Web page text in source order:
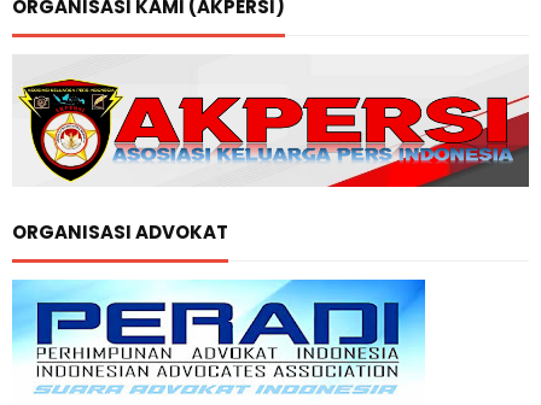
ORGANISASI KAMI (AKPERSI)
ORGANISASI ADVOKAT